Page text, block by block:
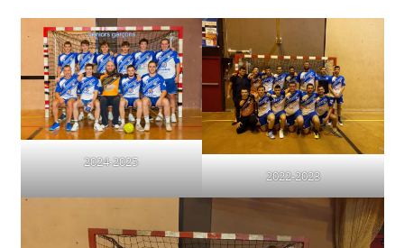
2024-2025
2022-2023